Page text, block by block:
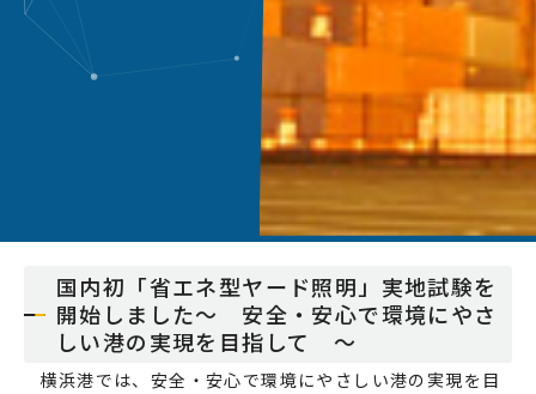
国内初「省エネ型ヤード照明」実地試験を
開始しました～ 安全・安心で環境にやさ
しい港の実現を目指して ～
横浜港では、安全・安心で環境にやさしい港の実現を目